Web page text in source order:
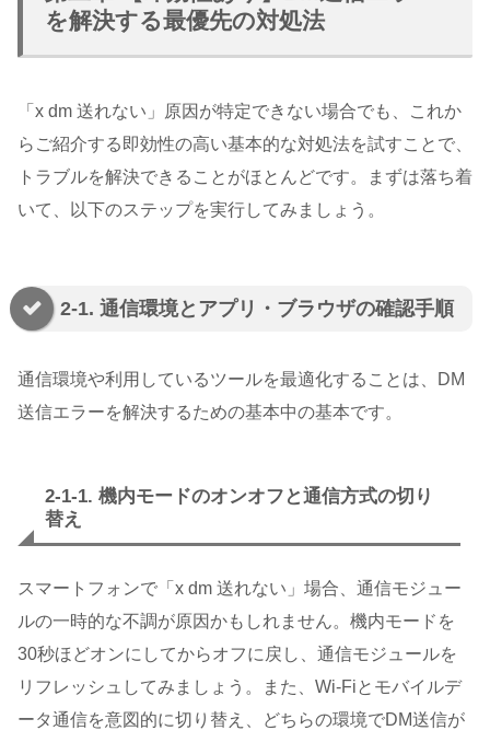
を解決する最優先の対処法
「x dm 送れない」原因が特定できない場合でも、これか
らご紹介する即効性の高い基本的な対処法を試すことで、
トラブルを解決できることがほとんどです。まずは落ち着
いて、以下のステップを実行してみましょう。
2-1. 通信環境とアプリ・ブラウザの確認手順
通信環境や利用しているツールを最適化することは、DM
送信エラーを解決するための基本中の基本です。
2-1-1. 機内モードのオンオフと通信方式の切り
替え
スマートフォンで「x dm 送れない」場合、通信モジュー
ルの一時的な不調が原因かもしれません。機内モードを
30秒ほどオンにしてからオフに戻し、通信モジュールを
リフレッシュしてみましょう。また、Wi-Fiとモバイルデ
ータ通信を意図的に切り替え、どちらの環境でDM送信が